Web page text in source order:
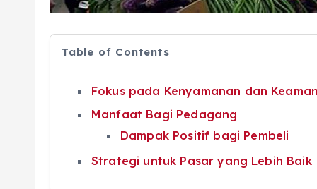
Table of Contents
Fokus pada Kenyamanan dan
Manfaat Bagi Pedagang
Dampak Positif bagi Pembeli
Strategi untuk Pasar yang Lebih Baik